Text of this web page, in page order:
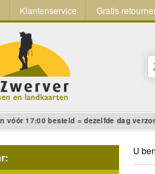
Klantenservice Gratis
vóór 17:00 besteld = dezelfde dag
U